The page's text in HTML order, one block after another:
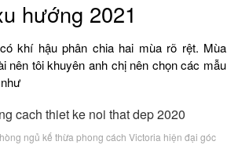
hướng 2021
khí hậu phân chia hai mùa rõ rệt. Mùa
nên tôi khuyên anh chị nên chọn các mẫu
ngủ kế thừa phong cách Victoria hiện đại góc